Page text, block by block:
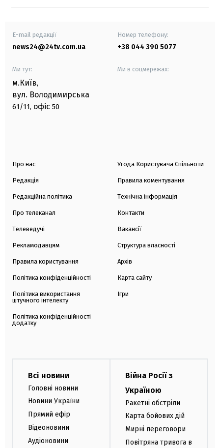
E-mail редакції
news24@24tv.com.ua
Номер телефону:
+38 044 390 5077
Ми тут:
м.Київ,
вул. Володимирська
61/11, офіс 50
Ми в соцмережах:
Про нас
Редакція
Редакційна політика
Про телеканал
Телеведучі
Рекламодавцям
Правила користування
Політика конфіденційності
Політика використання
штучного інтелекту
Політика конфіденційності
додатку
Угода Користувача Спільноти
Правила коментування
Технічна інформація
Контакти
Вакансії
Структура власності
Архів
Карта сайту
Ігри
Всі новини
Головні новини
Новини України
Прямий ефір
Відеоновини
Аудіоновини
Війна Росії з
Україною
Ракетні обстріли
Карта бойових дій
Мирні переговори
Повітряна тривога в